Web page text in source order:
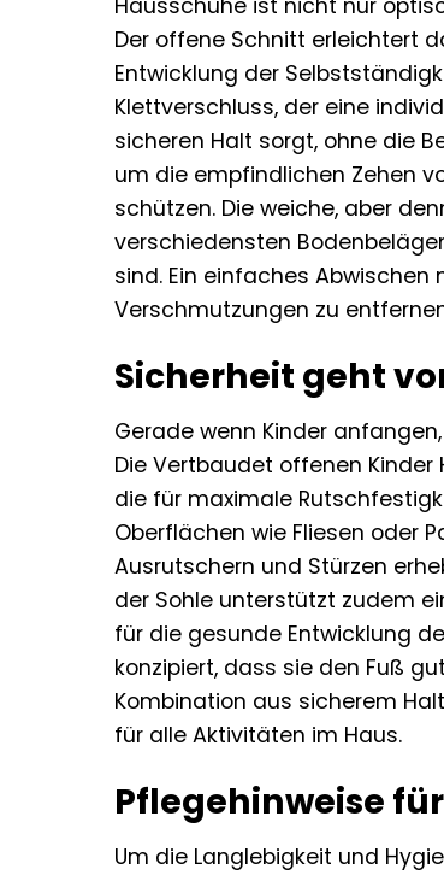
Hausschuhe ist nicht nur
Der offene Schnitt erleichtert
Entwicklung der
Klettverschluss, der eine
sicheren Halt sorgt, ohne die
um die empfindlichen Zehen
schützen. Die weiche, aber
verschiedensten
sind. Ein einfaches
Verschmutzungen zu
Sicherheit geht
Gerade wenn Kinder
Die Vertbaudet offenen
die für maximale
Oberflächen wie Fliesen oder
Ausrutschern und Stürzen
der Sohle unterstützt zudem
für die gesunde Entwicklung
konzipiert, dass sie den Fuß
Kombination aus sicherem
für alle Aktivitäten im Haus.
Pflegehinweise
Um die Langlebigkeit und